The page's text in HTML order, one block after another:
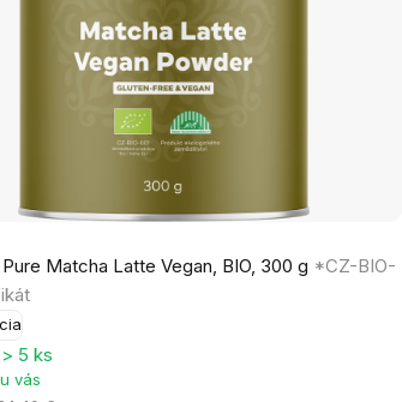
Matcha Latte Vegan, BIO, 300 g *CZ-BIO-
5 ks
vás